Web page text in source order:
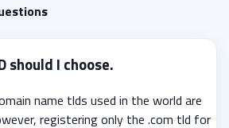
should I choose.
name tlds used in the world are
registering only the .com tld for